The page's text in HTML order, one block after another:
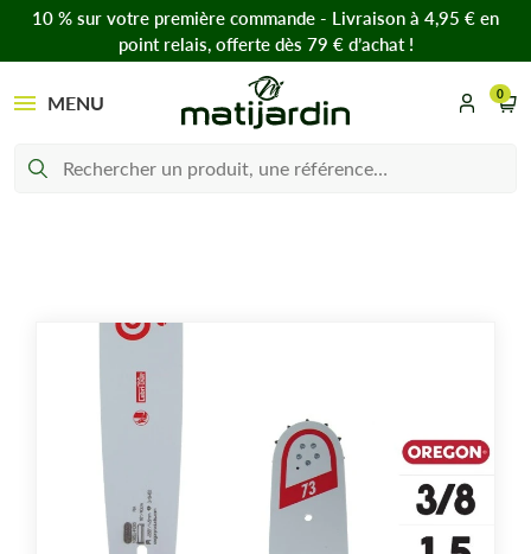
10 % sur votre première commande - Livraison à 4,95 € en
point relais, offerte dès 79 € d’achat !
MENU 0